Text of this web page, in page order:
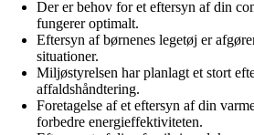
Der er behov for et eftersyn af din
fungerer optimalt.
Eftersyn af børnenes legetøj er
situationer.
Miljøstyrelsen har planlagt et stort
affaldshåndtering.
Foretagelse af et eftersyn af din
forbedre energieffektiviteten.